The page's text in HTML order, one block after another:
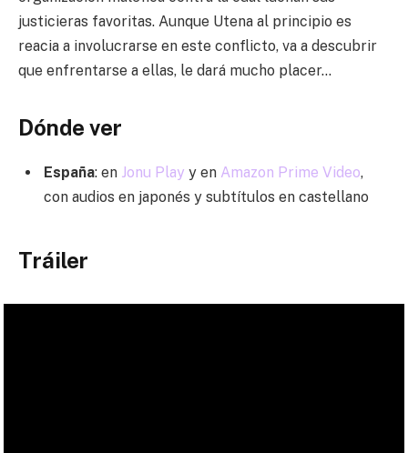
justicieras favoritas. Aunque Utena al principio es
reacia a involucrarse en este conflicto, va a descubrir
que enfrentarse a ellas, le dará mucho placer…
Dónde ver
España: en Jonu Play y en Amazon Prime Video,
con audios en japonés y subtítulos en castellano
Tráiler